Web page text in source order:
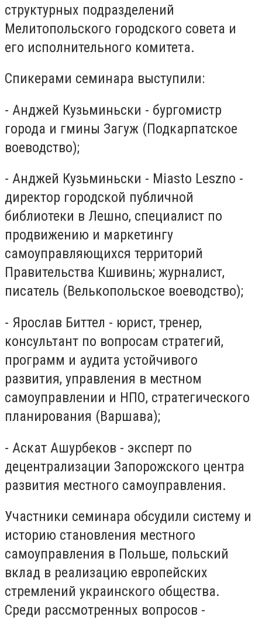
структурных подразделений
Мелитопольского городского совета и
его исполнительного комитета.
Спикерами семинара выступили:
- Анджей Кузьминьски - бургомистр
города и гмины Загуж (Подкарпатское
воеводство);
- Анджей Кузьминьски - Miasto Leszno -
директор городской публичной
библиотеки в Лешно, специалист по
продвижению и маркетингу
самоуправляющихся территорий
Правительства Кшивинь; журналист,
писатель (Велькопольское воеводство);
- Ярослав Биттел - юрист, тренер,
консультант по вопросам стратегий,
программ и аудита устойчивого
развития, управления в местном
самоуправлении и НПО, стратегического
планирования (Варшава);
- Аскат Ашурбеков - эксперт по
децентрализации Запорожского центра
развития местного самоуправления.
Участники семинара обсудили систему и
историю становления местного
самоуправления в Польше, польский
вклад в реализацию европейских
стремлений украинского общества.
Среди рассмотренных вопросов -